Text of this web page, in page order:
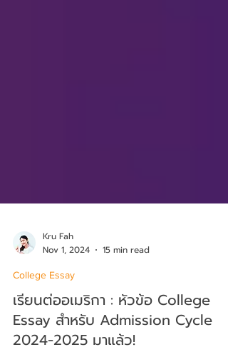
Kru Fah
Nov 1, 2024
15 min read
College Essay
เรียนต่ออเมริกา : หัวข้อ College